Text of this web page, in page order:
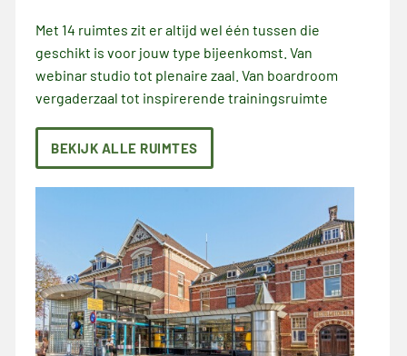
Met 14 ruimtes zit er altijd wel één tussen die
geschikt is voor jouw type bijeenkomst. Van
webinar studio tot plenaire zaal. Van boardroom
vergaderzaal tot inspirerende trainingsruimte
BEKIJK ALLE RUIMTES